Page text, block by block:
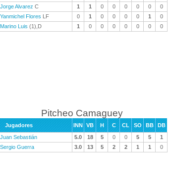
Jorge Alvarez C 1 1 0 0 0 0 0
0
Yanmichel Flores LF 0 1 0 0 0 0 1
0
Marino Luis (1),D 1 0 0 0 0 0 0 0
Pitcheo Camaguey
Jugadores INN VB H C CL SO BB
DB
Juan Sebastián
5.0 18 5 0 0 5 5
1
Sergio Guerra
3.0 13 5 2 2 1 1 0